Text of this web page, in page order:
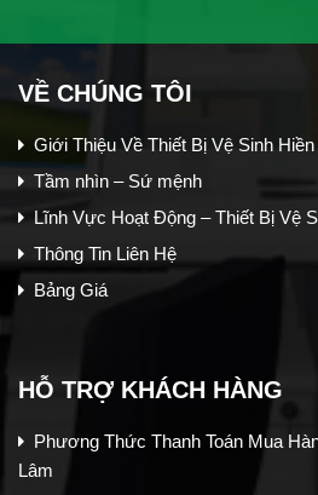
VỀ CHÚNG TÔI
Giới Thiệu Về Thiết Bị Vệ Sinh Hiền
Tầm nhìn – Sứ mệnh
Lĩnh Vực Hoạt Động – Thiết Bị Vệ
Thông Tin Liên Hệ
Bảng Giá
HỖ TRỢ KHÁCH HÀNG
Phương Thức Thanh Toán Mua
Lâm